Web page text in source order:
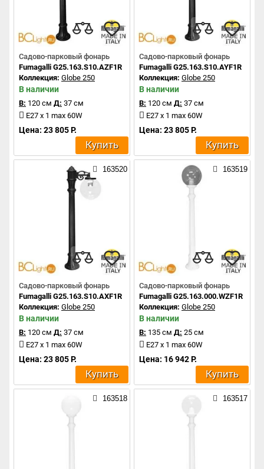
Садово-парковый фонарь
Fumagalli G25.163.S10.AZF1R
Коллекция: Globe 250
В наличии
В: 120 см Д: 37 см
E27 x 1 max 60W
Цена: 23 805 Р.
Купить
Садово-парковый фонарь
Fumagalli G25.163.S10.AYF1R
Коллекция: Globe 250
В наличии
В: 120 см Д: 37 см
E27 x 1 max 60W
Цена: 23 805 Р.
Купить
163520
Садово-парковый фонарь
Fumagalli G25.163.S10.AXF1R
Коллекция: Globe 250
В наличии
В: 120 см Д: 37 см
E27 x 1 max 60W
Цена: 23 805 Р.
Купить
163519
Садово-парковый фонарь
Fumagalli G25.163.000.WZF1R
Коллекция: Globe 250
В наличии
В: 135 см Д: 25 см
E27 x 1 max 60W
Цена: 16 942 Р.
Купить
163518 163517